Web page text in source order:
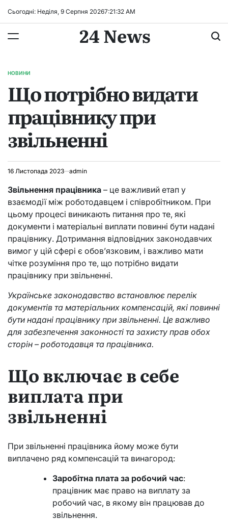
Сьогодні: Неділя, 9 Серпня 20267:21:33 AM
24 News
ОПУБЛІКУВАТИ
НОВИНИ
Що потрібно видати
працівнику при
звільненні
16 Листопада 2023 admin
Звільнення працівника – це важливий етап у
взаємодії між роботодавцем і співробітником. При
цьому процесі виникають питання про те, які
документи і матеріальні виплати повинні бути надані
працівнику. Дотримання відповідних законодавчих
вимог у цій сфері є обов’язковим, і важливо мати
чітке розуміння про те, що потрібно видати
працівнику при звільненні.
Українське законодавство встановлює перелік
документів та матеріальних компенсацій, які повинні
бути надані працівнику при звільненні. Це важливо
для забезпечення законності та захисту прав обох
сторін – роботодавця та працівника.
Що включає в себе
виплата при
звільненні
При звільненні працівника йому може бути
виплачено ряд компенсацій та винагород:
Заробітна плата за робочий час:
працівник має право на виплату за
робочий час, в якому він працював до
звільнення.